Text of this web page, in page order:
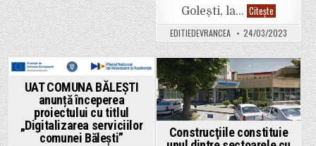
reîncărcare
vehicule
electrice,
Comuna
Bordești,
județul
Vrancea”
Bălești”
Golești, la… Citește
ORĂ:
Grav
accident
la
Golești,
pe
DN
2
–
E
85.
Patru
mașini
și
EDITIEDEVRANCEA 24/03/2023
Posted
UAT COMUNA BĂLEȘTI
anunță începerea
proiectului cu titlul
„Digitalizarea serviciilor
comunei Bălești”
Posted
in
Construcţiile constituie